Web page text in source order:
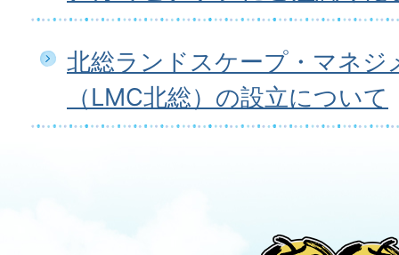
北総ランドスケープ・マネジ
（LMC北総）の設立について